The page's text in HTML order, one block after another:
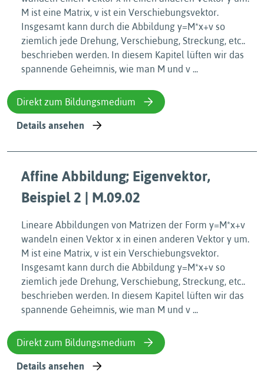
M ist eine Matrix, v ist ein Verschiebungsvektor.
Insgesamt kann durch die Abbildung y=M*x+v so
ziemlich jede Drehung, Verschiebung, Streckung, etc..
beschrieben werden. In diesem Kapitel lüften wir das
spannende Geheimnis, wie man M und v ...
Direkt zum Bildungsmedium
Details ansehen
Affine Abbildung; Eigenvektor,
Beispiel 2 | M.09.02
Lineare Abbildungen von Matrizen der Form y=M*x+v
wandeln einen Vektor x in einen anderen Vektor y um.
M ist eine Matrix, v ist ein Verschiebungsvektor.
Insgesamt kann durch die Abbildung y=M*x+v so
ziemlich jede Drehung, Verschiebung, Streckung, etc..
beschrieben werden. In diesem Kapitel lüften wir das
spannende Geheimnis, wie man M und v ...
Direkt zum Bildungsmedium
Details ansehen